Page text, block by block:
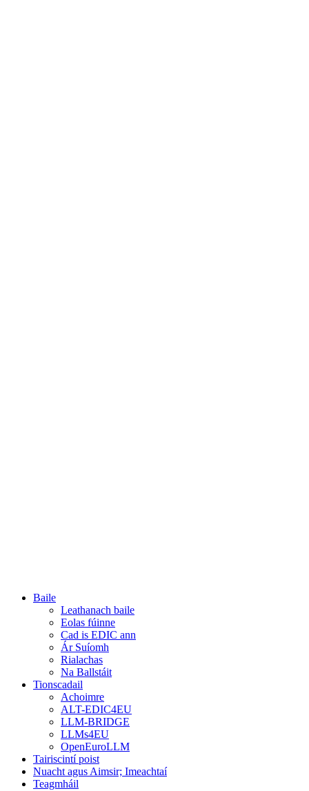
Baile
Leathanach baile
Eolas fúinne
Cad is EDIC ann
Ár Suíomh
Rialachas
Na Ballstáit
Tionscadail
Achoimre
ALT-EDIC4EU
LLM-BRIDGE
LLMs4EU
OpenEuroLLM
Tairiscintí poist
Nuacht agus Aimsir; Imeachtaí
Teagmháil